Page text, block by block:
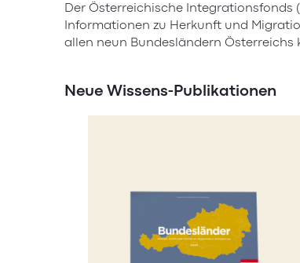
springen
Der Österreichische Integrationsfonds
Informationen zu Herkunft und
allen neun Bundesländern
Neue Wissens-Publikationen